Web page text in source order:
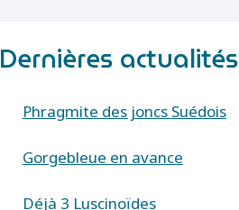
Dernières actualités
Phragmite des joncs Suédois
Gorgebleue en avance
Déjà 3 Luscinoïdes